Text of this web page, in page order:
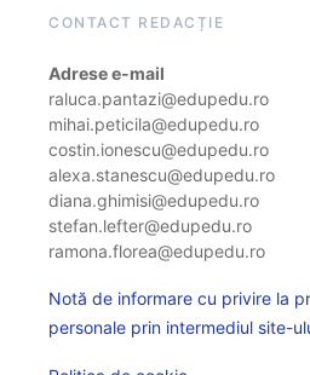
CONTACT REDACȚIE
Adrese e-mail
raluca.pantazi@edupedu.ro
mihai.peticila@edupedu.ro
costin.ionescu@edupedu.ro
alexa.stanescu@edupedu.ro
diana.ghimisi@edupedu.ro
stefan.lefter@edupedu.ro
ramona.florea@edupedu.ro
Notă de informare cu privire la
personale prin intermediul site-